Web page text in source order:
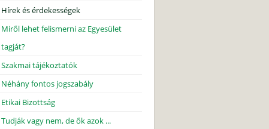
Hírek és érdekességek
Miről lehet felismerni az Egyesület
tagját?
Szakmai tájékoztatók
Néhány fontos jogszabály
Etikai Bizottság
Tudják vagy nem, de ők azok ...